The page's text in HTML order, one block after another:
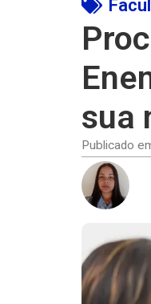
sua
Publicado